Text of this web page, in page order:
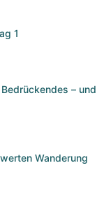
1
– und
Wanderung